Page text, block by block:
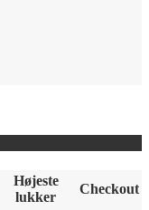
Højeste
lukker
Checkout